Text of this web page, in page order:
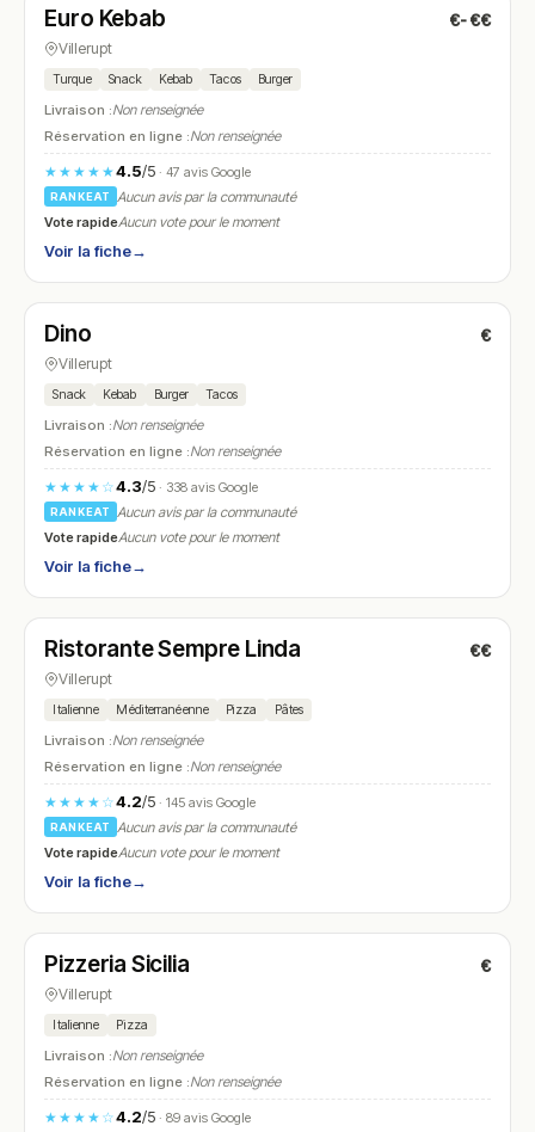
N° 5
Euro Kebab €-€€
Villerupt
Turque Snack Kebab Tacos Burger
Livraison :Non renseignée
Réservation en ligne :Non renseignée
★★★★★4.5/5· 47 avis Google
RANKEAT
Aucun avis par la communauté
Vote rapideAucun vote pour le moment
Voir la fiche→
N° 6
Dino €
Villerupt
Snack Kebab Burger Tacos
Livraison :Non renseignée
Réservation en ligne :Non renseignée
★★★★☆4.3/5· 338 avis Google
RANKEAT
Aucun avis par la communauté
Vote rapideAucun vote pour le moment
Voir la fiche→
N° 7
Ristorante Sempre Linda €€
Villerupt
Italienne Méditerranéenne Pizza Pâtes
Livraison :Non renseignée
Réservation en ligne :Non renseignée
★★★★☆4.2/5· 145 avis Google
RANKEAT
Aucun avis par la communauté
Vote rapideAucun vote pour le moment
Voir la fiche→
N° 8
Pizzeria Sicilia €
Villerupt
Italienne Pizza
Livraison :Non renseignée
Réservation en ligne :Non renseignée
★★★★☆4.2/5· 89 avis Google